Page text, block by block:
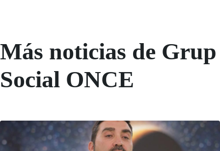
Más noticias de Grup
Social ONCE